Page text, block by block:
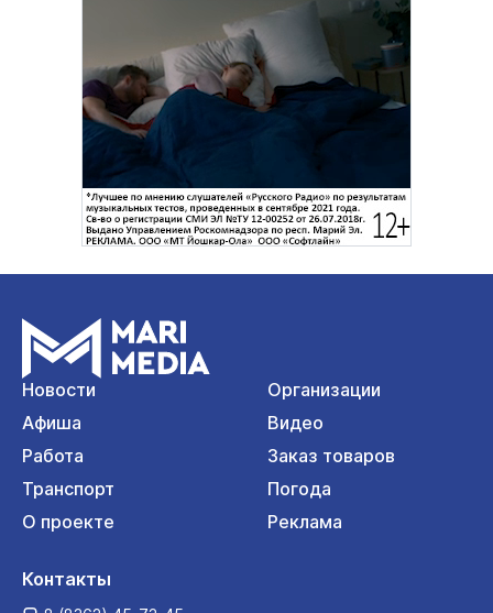
Новости
Организации
Афиша
Видео
Работа
Заказ товаров
Транспорт
Погода
О проекте
Реклама
Контакты